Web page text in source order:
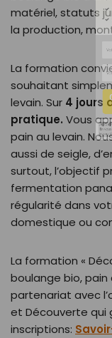
matériel, statuts
la production,
La formation
souhaitant
levain. Sur 4 jours
pratique. Vous
pain au levain.
aussi de seigle,
surtout, l’objectif
fermentation
régularité dans
domestique ou
La formation «
boulange bio, pain
partenariat avec
et Découverte qui
inscriptions:
Une recette
OUI,
Je n'aime pas les spams
En vous inscrivant ici,
levain.Vous pouvez